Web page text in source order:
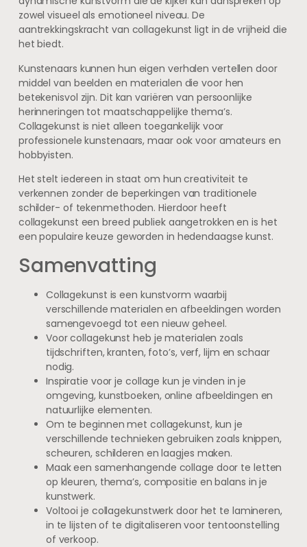
zowel visueel als emotioneel niveau. De
aantrekkingskracht van collagekunst ligt in de vrijheid die
het biedt.
Kunstenaars kunnen hun eigen verhalen vertellen door
middel van beelden en materialen die voor hen
betekenisvol zijn. Dit kan variëren van persoonlijke
herinneringen tot maatschappelijke thema’s.
Collagekunst is niet alleen toegankelijk voor
professionele kunstenaars, maar ook voor amateurs en
hobbyisten.
Het stelt iedereen in staat om hun creativiteit te
verkennen zonder de beperkingen van traditionele
schilder- of tekenmethoden. Hierdoor heeft
collagekunst een breed publiek aangetrokken en is het
een populaire keuze geworden in hedendaagse kunst.
Samenvatting
Collagekunst is een kunstvorm waarbij
verschillende materialen en afbeeldingen worden
samengevoegd tot een nieuw geheel.
Voor collagekunst heb je materialen zoals
tijdschriften, kranten, foto’s, verf, lijm en schaar
nodig.
Inspiratie voor je collage kun je vinden in je
omgeving, kunstboeken, online afbeeldingen en
natuurlijke elementen.
Om te beginnen met collagekunst, kun je
verschillende technieken gebruiken zoals knippen,
scheuren, schilderen en laagjes maken.
Maak een samenhangende collage door te letten
op kleuren, thema’s, compositie en balans in je
kunstwerk.
Voltooi je collagekunstwerk door het te lamineren,
in te lijsten of te digitaliseren voor tentoonstelling
of verkoop.